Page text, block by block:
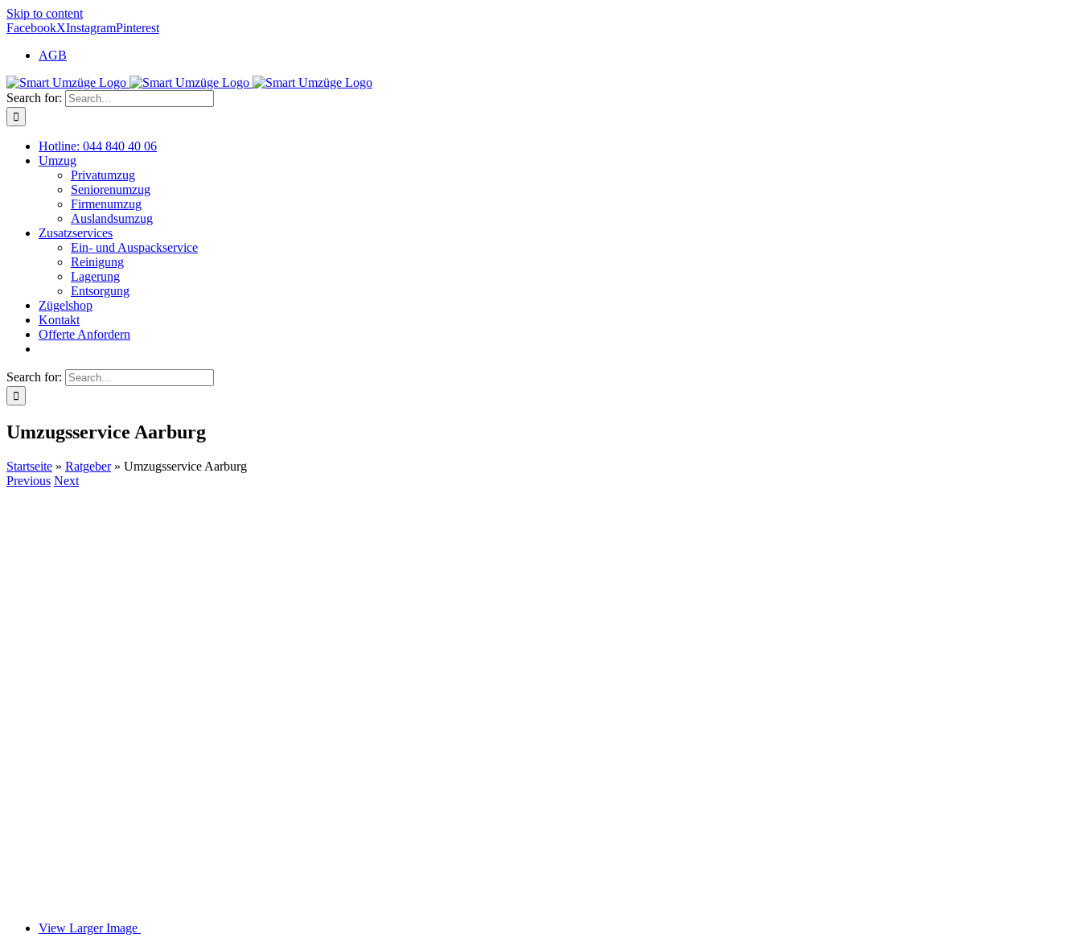
Skip to content
FacebookXInstagramPinterest
AGB
Search for:
Hotline: 044 840 40 06
Umzug
Privatumzug
Seniorenumzug
Firmenumzug
Auslandsumzug
Zusatzservices
Ein- und Auspackservice
Reinigung
Lagerung
Entsorgung
Zügelshop
Kontakt
Offerte Anfordern
Search for:
Umzugsservice Aarburg
Startseite » Ratgeber» Umzugsservice Aarburg
Previous Next
View Larger Image